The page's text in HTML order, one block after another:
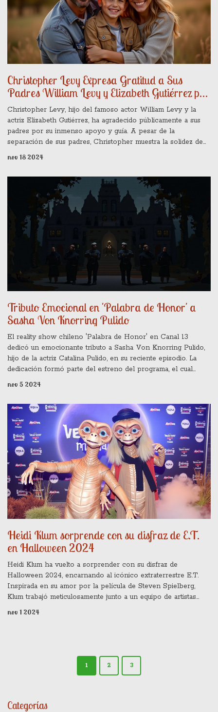
Christopher Levy Expresa Gratitud a Sus
Padres William Levy y Elizabeth Gutiérrez por
Su Apoyo Incondicional
Christopher Levy, hijo del famoso actor William Levy y la
actriz Elizabeth Gutiérrez, ha agradecido públicamente a sus
padres por su inmenso apoyo y guía. A pesar de la
separación de sus padres, Christopher muestra la solidez de
los lazos familiares, reflejando cómo su respaldo lo ha llevado
relieve el papel esencial del amor parental en el éxito de los
nov 18 2024
Tributo Emocional en 'Palabra de Honor' a
Sasha Von Knorring Pulido
El reality show chileno 'Palabra de Honor' en Canal 13
dedicó un emocionante tributo a Sasha Von Knorring Pulido,
hijo de la actriz Catalina Pulido, en su reciente episodio. La
dedicación formó parte del estreno del programa, el cual
logró un alto índice de audiencia, superando a otros canales.
nov 5 2024
Heidi Klum sorprende con su disfraz de E.T.
en Halloween 2024
Heidi Klum ha vuelto a sorprender con su disfraz de
Halloween 2024, encarnando al icónico extraterrestre E.T.
Inspirada en su amor por la película de Steven Spielberg,
Klum trabajó meticulosamente junto a un equipo de artistas
nov 1 2024
1 2 3
Categorías